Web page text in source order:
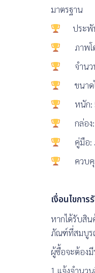
มาตรฐาน
ประพัน
ภาพโด
จำนวน
ขนาดไ
หนัก:
กล่อง:
คู่มือ: ภ
ควบคุม
เงื่อนไขกา
หากได้รับสิน
ภัณฑ์ที่สมบู
ผู้ซื้อจะต้อง
1.แจ้งจำนว